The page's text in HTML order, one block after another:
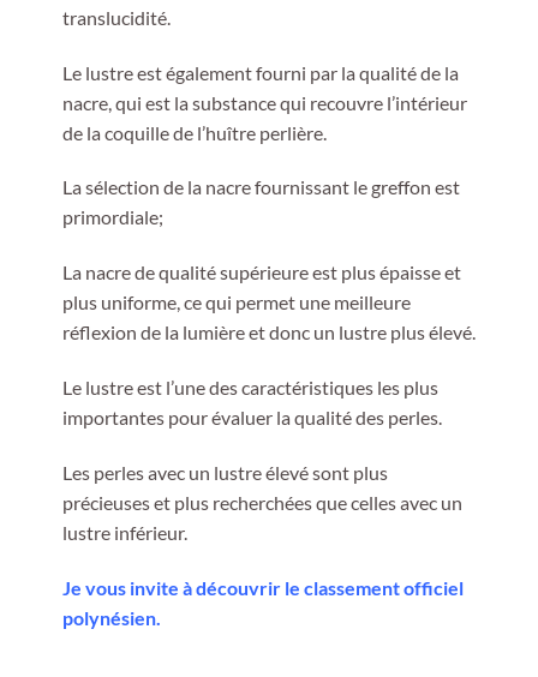
translucidité.
Le lustre est également fourni par la qualité de la
nacre, qui est la substance qui recouvre l’intérieur
de la coquille de l’huître perlière.
La sélection de la nacre fournissant le greffon est
primordiale;
La nacre de qualité supérieure est plus épaisse et
plus uniforme, ce qui permet une meilleure
réflexion de la lumière et donc un lustre plus élevé.
Le lustre est l’une des caractéristiques les plus
importantes pour évaluer la qualité des perles.
Les perles avec un lustre élevé sont plus
précieuses et plus recherchées que celles avec un
lustre inférieur.
Je vous invite à découvrir le classement officiel
polynésien.